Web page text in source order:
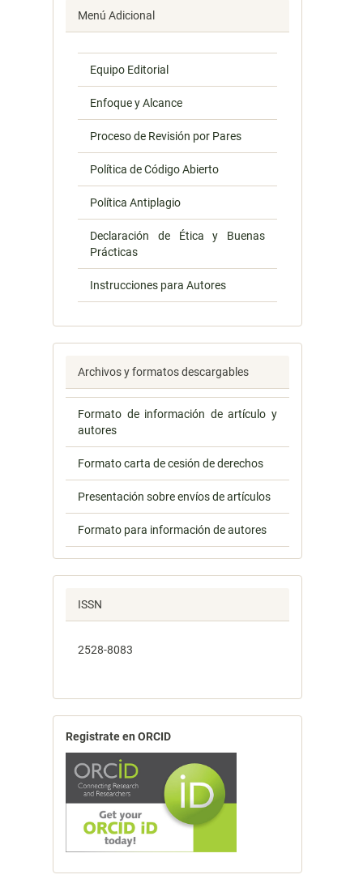
Menú Adicional
Equipo Editorial
Enfoque y Alcance
Proceso de Revisión por Pares
Política de Código Abierto
Política Antiplagio
Declaración de Ética y Buenas
Prácticas
Instrucciones para Autores
Archivos y formatos descargables
Formato de información de artículo y
autores
Formato carta de cesión de derechos
Presentación sobre envíos de artículos
Formato para información de autores
ISSN
2528-8083
Registrate en ORCID